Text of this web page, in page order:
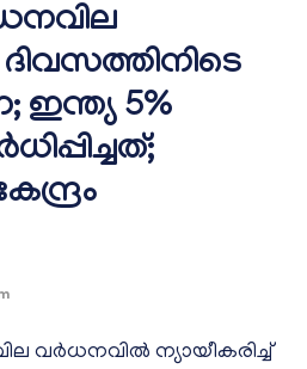
ദിവസത്തിനിടെ
5%
വർധനവിൽ ന്യായീകരിച്ച്